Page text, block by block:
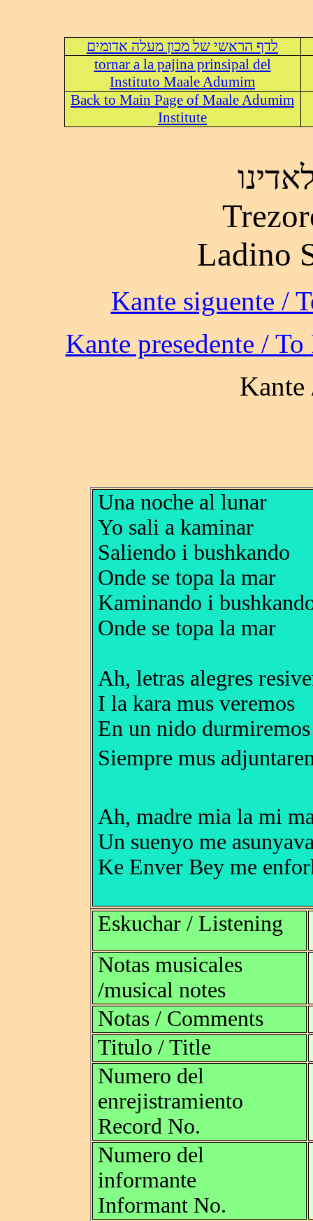
לדף הראשי של מכון מעלה אדומים
tornar a la pajina prinsipal del
Instituto Maale Adumim
Back to Main Page of Maale Adumim
Institute
Ladino
Una noche al lunar
Yo sali a kaminar
Saliendo i bushkando
Onde se topa la mar
Kaminando i
Onde se topa la mar
Ah, letras alegres
I la kara mus veremos
En un nido
Siempre mus
Ah, madre mia la mi
Un suenyo me
Ke Enver Bey me
Eskuchar / Listening
Notas musicales
/musical notes
Notas / Comments
Titulo / Title
Numero del
enrejistramiento
Record No.
Numero del
informante
Informant No.